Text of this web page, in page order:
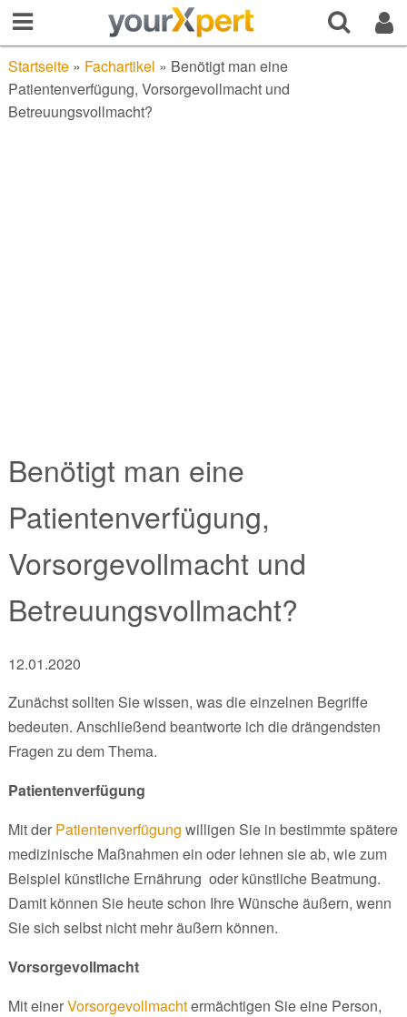
Startseite» Fachartikel » Benötigt man eine
Patientenverfügung, Vorsorgevollmacht und
Betreuungsvollmacht?
Benötigt man eine
Patientenverfügung,
Vorsorgevollmacht und
Betreuungsvollmacht?
12.01.2020
Zunächst sollten Sie wissen, was die einzelnen Begriffe
bedeuten. Anschließend beantworte ich die drängendsten
Fragen zu dem Thema.
Patientenverfügung
Mit der Patientenverfügung willigen Sie in bestimmte spätere
medizinische Maßnahmen ein oder lehnen sie ab, wie zum
Beispiel künstliche Ernährung oder künstliche Beatmung.
Damit können Sie heute schon Ihre Wünsche äußern, wenn
Sie sich selbst nicht mehr äußern können.
Vorsorgevollmacht
Mit einerVorsorgevollmachtermächtigen Sie eine Person,